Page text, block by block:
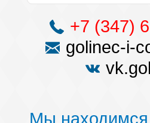
+7 (347)
golinec-i-
Мы находимся